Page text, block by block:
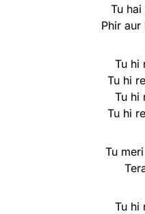
Tu
Phir
Tu hi
Tu hi
Tu hi
Tu hi
Tu
Tu hi